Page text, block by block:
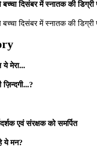
दिसंबर में स्नातक की डिग्री
दिसंबर में स्नातक की डिग्री
ये मेरा...
एवं संरक्षक को समर्पित
ये मन?